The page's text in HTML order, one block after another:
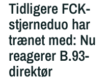
Tidligere FCK-
stjerneduo har
trænet med: Nu
reagerer B.93-
direktør